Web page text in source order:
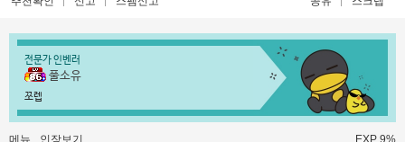
전문가 인벤러
풀소유
쪼렙
메뉴 인장보기 EXP 9%